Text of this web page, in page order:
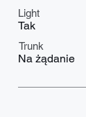
Light
Tak
Trunk
Na żądanie